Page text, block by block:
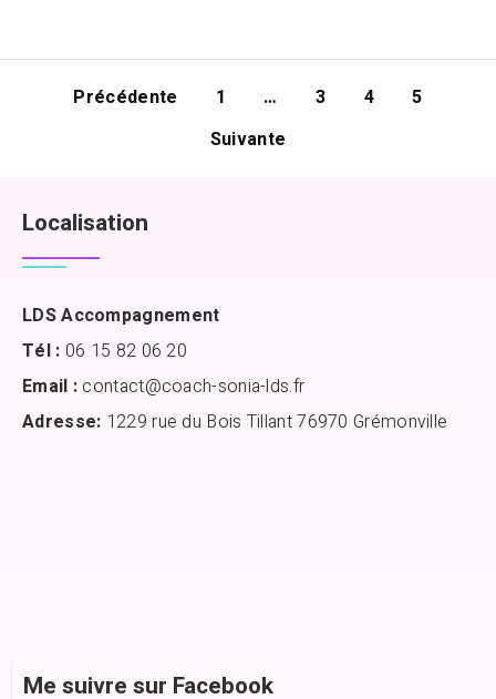
Précédente 1 … 3 4
5
Suivante
Localisation
LDS Accompagnement
Tél : 06 15 82 06 20
Email :contact@coach-sonia-lds.fr
Adresse: 1229 rue du Bois Tillant 76970 Grémonville
Me suivre sur Facebook